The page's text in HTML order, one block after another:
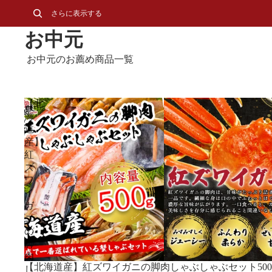
さらに表示する
お中元
お中元のお薦め商品一覧
【北
海
道
産】
紅
ズ
ワ
イ
ガ
ニ
の
脚
肉
し
【北海道産】紅ズワイガニの脚肉しゃぶしゃぶセット